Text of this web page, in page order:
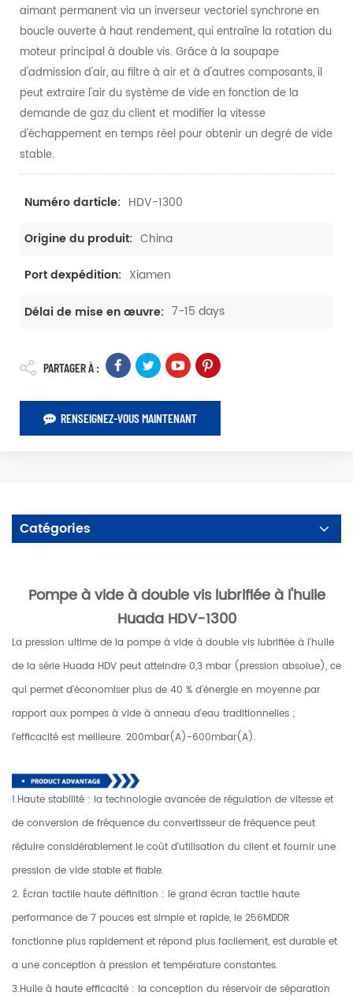
aimant permanent via un inverseur vectoriel synchrone en
boucle ouverte à haut rendement, qui entraîne la rotation du
moteur principal à double vis. Grâce à la soupape
d'admission d'air, au filtre à air et à d'autres composants, il
peut extraire l'air du système de vide en fonction de la
demande de gaz du client et modifier la vitesse
d'échappement en temps réel pour obtenir un degré de vide
stable.
Numéro darticle: HDV-1300
Origine du produit: China
Port dexpédition: Xiamen
Délai de mise en œuvre: 7-15 days
PARTAGER À :
RENSEIGNEZ-VOUS MAINTENANT
Catégories
Pompe à vide à double vis lubrifiée à l'huile
Huada HDV-1300
La pression ultime de la pompe à vide à double vis lubrifiée à l'huile
de la série Huada HDV peut atteindre 0,3 mbar (pression absolue), ce
qui permet d'économiser plus de 40 % d'énergie en moyenne par
rapport aux pompes à vide à anneau d'eau traditionnelles ;
l'efficacité est meilleure. 200mbar(A)-600mbar(A).
1.Haute stabilité : la technologie avancée de régulation de vitesse et
de conversion de fréquence du convertisseur de fréquence peut
réduire considérablement le coût d'utilisation du client et fournir une
pression de vide stable et fiable.
2. Écran tactile haute définition : le grand écran tactile haute
performance de 7 pouces est simple et rapide, le 256MDDR
fonctionne plus rapidement et répond plus facilement, est durable et
a une conception à pression et température constantes.
3.Huile à haute efficacité : la conception du réservoir de séparation